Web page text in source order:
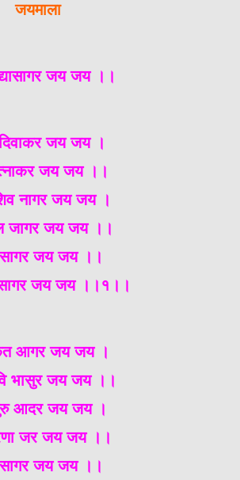
जयमाला
जय जय ।।
दिवाकर जय जय ।
जय जय ।।
नागर जय जय ।
जागर जय जय ।।
जय जय ।।
जय जय ।।१।।
आगर जय जय ।
भासुर जय जय ।।
आदर जय जय ।
जर जय जय ।।
जय जय ।।